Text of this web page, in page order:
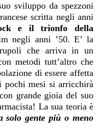
sviluppo da spezzoni
scritta negli anni
e il trionfo della
negli anni ’50. E’ la
che arriva in un
metodi tutt’altro che
di essere affetta
pochi mesi si arricchirà
grande gioia del suo
La sua teoria è
solo gente più o meno